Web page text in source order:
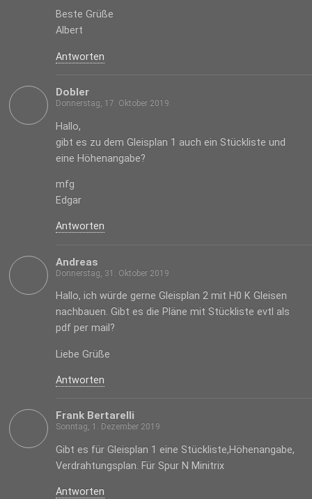
Beste Grüße
Albert
Antworten
Dobler
Donnerstag, 17. Oktober 2019
Hallo,
gibt es zu dem Gleisplan 1 auch ein Stückliste und
eine Höhenangabe?
mfg
Edgar
Antworten
Andreas
Donnerstag, 31. Oktober 2019
Hallo, ich würde gerne Gleisplan 2 mit H0 K Gleisen
nachbauen. Gibt es die Pläne mit Stückliste evtl als
pdf per mail?
Liebe Grüße
Antworten
Frank Bertarelli
Sonntag, 1. Dezember 2019
Gibt es für Gleisplan 1 eine Stückliste,Höhenangabe,
Verdrahtungsplan. Für Spur N Minitrix
Antworten